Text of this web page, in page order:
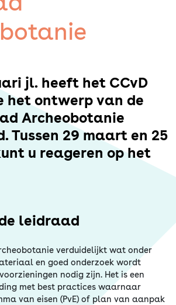
jl. heeft het CCvD
het ontwerp van de
Archeobotanie
Tussen 29 maart en 25
u reageren op het
leidraad
verduidelijkt wat onder
en goed onderzoek wordt
nodig zijn. Het is een
met best practices waarnaar
van eisen (PvE) of plan van aanpak